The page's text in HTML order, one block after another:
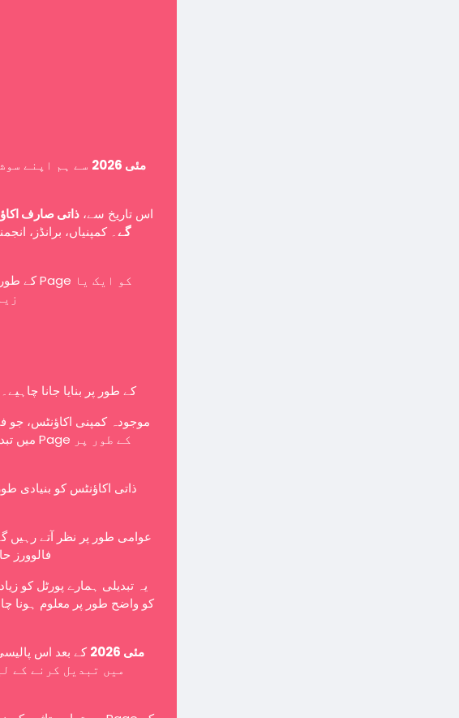
14 مئی 2026
سے ہم اپنے
اس تاریخ سے، ذاتی صارف
گے۔ کمپنیاں، برانڈز،
کمپنیوں، برانڈز، انجمنوں، تنظیموں اور منصوبوں کو Page کے طور پر بنایا جانا چاہیے۔
موجودہ کمپنی اکاؤنٹس، جو
ذاتی اکاؤنٹس کو بنیادی
فالوورز
یہ تبدیلی ہمارے پورٹل کو
کو واضح طور پر معلوم ہونا
15 مئی 2026
کے بعد اس